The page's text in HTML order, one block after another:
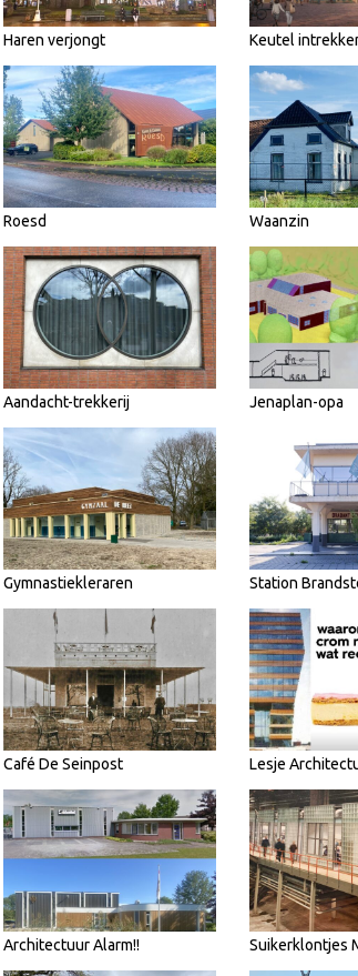
Haren verjongt Keutel
Roesd Waanzin
Aandacht-trekkerij Jenaplan-opa
Gymnastiekleraren Station
Café De Seinpost Lesje
Architectuur Alarm!! Suikerklontjes